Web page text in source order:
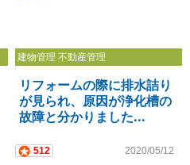
建物管理 不動産管理
リフォームの際に排水詰り
が見られ、原因が浄化槽の
故障と分かりました...
512 2020/05/12